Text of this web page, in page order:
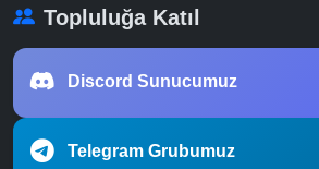
Topluluğa Katıl
Discord Sunucumuz
Telegram Grubumuz